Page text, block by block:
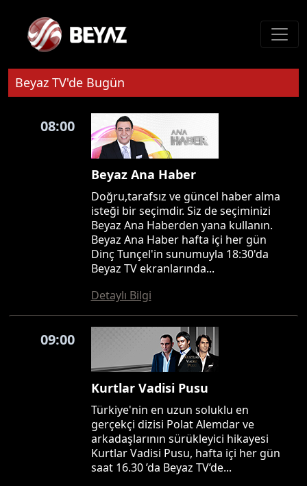
Beyaz TV'de Bugün
08:00
Beyaz Ana Haber
Doğru,tarafsız ve güncel haber alma
isteği bir seçimdir. Siz de seçiminizi
Beyaz Ana Haberden yana kullanın.
Beyaz Ana Haber hafta içi her gün
Dinç Tunçel'in sunumuyla 18:30'da
Beyaz TV ekranlarında...
Detaylı Bilgi
09:00
Kurtlar Vadisi Pusu
Türkiye'nin en uzun soluklu en
gerçekçi dizisi Polat Alemdar ve
arkadaşlarının sürükleyici hikayesi
Kurtlar Vadisi Pusu, hafta içi her gün
saat 16.30 ’da Beyaz TV’de...